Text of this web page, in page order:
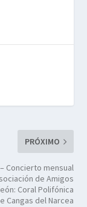
PRÓXIMO
Concierto mensual
de Amigos
Coral Polifónica
Cangas del Narcea